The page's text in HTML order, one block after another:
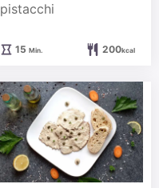
pistacchi
15Minuten
Min. 200kcal